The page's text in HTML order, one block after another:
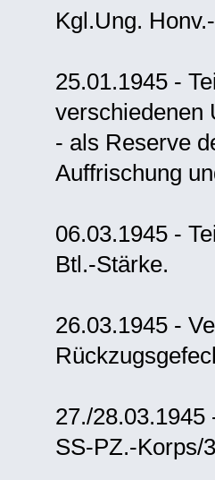
Kgl.Ung.
25.01.1945 -
verschiedenen
- als Reserve
Auffrischung
06.03.1945 -
Btl.-Stärke.
26.03.1945 -
27./
SS-PZ.-Korps/